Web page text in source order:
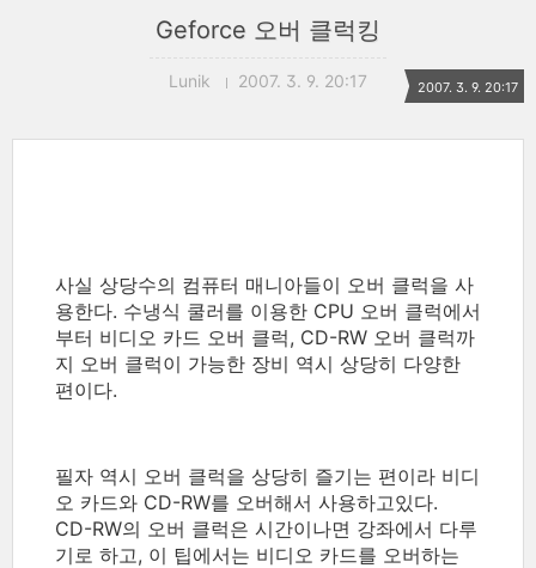
Geforce 오버 클럭킹
Lunik 2007. 3. 9. 20:17 2007. 3. 9. 20:17
사실 상당수의 컴퓨터 매니아들이 오버 클럭을 사
용한다. 수냉식 쿨러를 이용한 CPU 오버 클럭에서
부터 비디오 카드 오버 클럭, CD-RW 오버 클럭까
지 오버 클럭이 가능한 장비 역시 상당히 다양한
편이다.
필자 역시 오버 클럭을 상당히 즐기는 편이라 비디
오 카드와 CD-RW를 오버해서 사용하고있다.
CD-RW의 오버 클럭은 시간이나면 강좌에서 다루
기로 하고, 이 팁에서는 비디오 카드를 오버하는